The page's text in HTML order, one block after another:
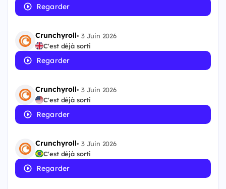
Regarder
Crunchyroll•3 Juin 2026
C'est déjà sorti
Regarder
Crunchyroll•3 Juin 2026
C'est déjà sorti
Regarder
Crunchyroll•3 Juin 2026
C'est déjà sorti
Regarder